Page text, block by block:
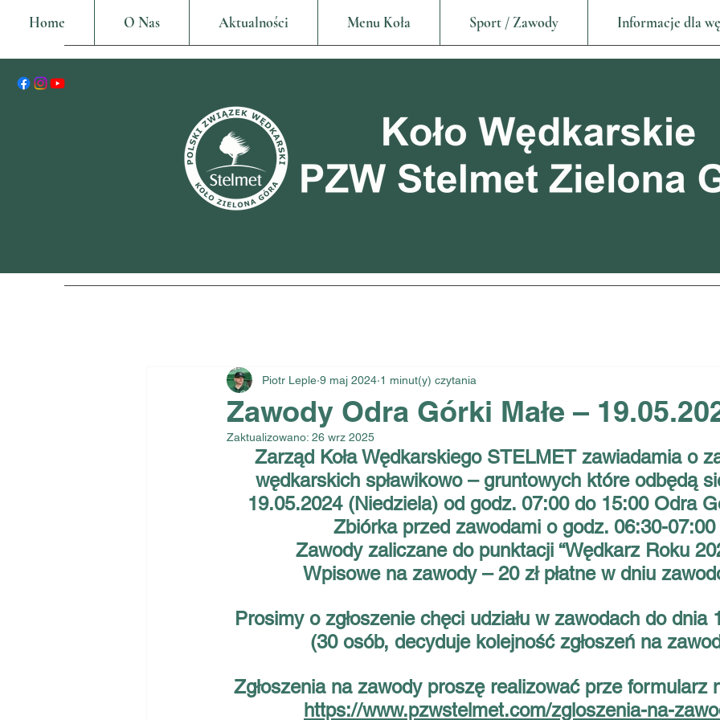
Home O Nas Aktualności Menu Koła Sport / Zawody Informacje dla
Zawody Odra Górki Małe –
Piotr Leple 9 maj 2024 1 minut(y) czytania
Zaktualizowano: 26 wrz 2025
Zarząd Koła Wędkarskiego STELMET zawiadamia o
wędkarskich spławikowo – gruntowych które odbędą
19.05.2024 (Niedziela) od godz. 07:00 do 15:00 Odra
Zbiórka przed zawodami o godz. 06:30-07:00
Zawody zaliczane do punktacji “Wędkarz Roku
Wpisowe na zawody – 20 zł płatne w dniu
Prosimy o zgłoszenie chęci udziału w zawodach do dnia
(30 osób, decyduje kolejność zgłoszeń na
Zgłoszenia na zawody proszę realizować prze formularz
https://www.pzwstelmet.com/zgloszenia-na-